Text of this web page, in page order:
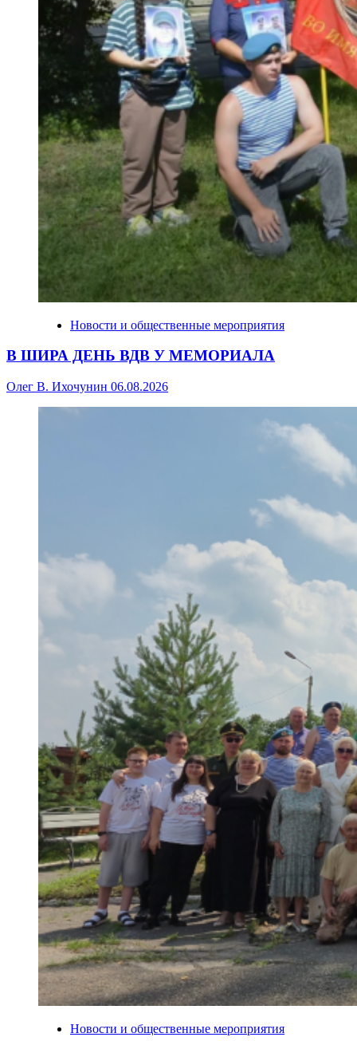
Новости и общественные мероприятия
В ШИРА ДЕНЬ ВДВ У МЕМОРИАЛА
Олег В. Ихочунин 06.08.2026
Новости и общественные мероприятия